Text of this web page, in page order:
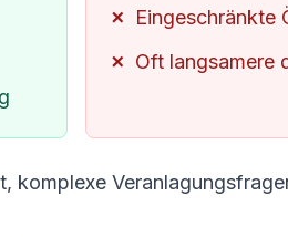
Eingeschränkte
Oft langsamere
komplexe